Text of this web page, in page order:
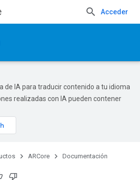
Acceder
de IA para traducir contenido a tu idioma
realizadas con IA pueden contener
ARCore Documentación